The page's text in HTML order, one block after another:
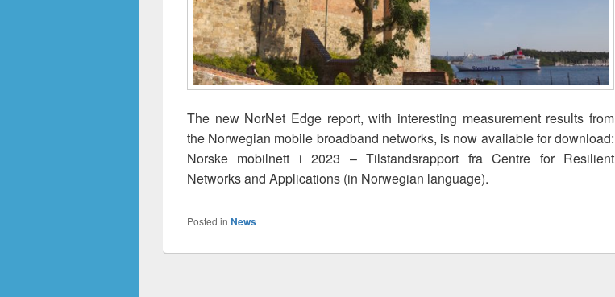
The new NorNet Edge report, with interesting measurement results from
the Norwegian mobile broadband networks, is now available for download:
Norske mobilnett i 2023 – Tilstandsrapport fra Centre for Resilient
Networks and Applications (in Norwegian language).
Posted in News